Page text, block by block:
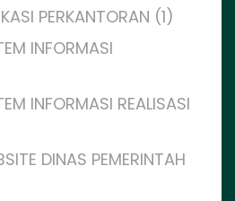
PERKANTORAN (1)
INFORMASI
INFORMASI REALISASI
DINAS PEMERINTAH